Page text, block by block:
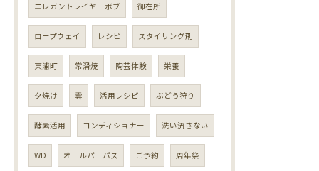
エレガントレイヤーボブ 御在所
ロープウェイ レシピ スタイリング剤
東浦町 常滑焼 陶芸体験 栄養
夕焼け 雲 活用レシピ ぶどう狩り
酵素活用 コンディショナー 洗い流さない
WD オールパーパス ご予約 周年祭